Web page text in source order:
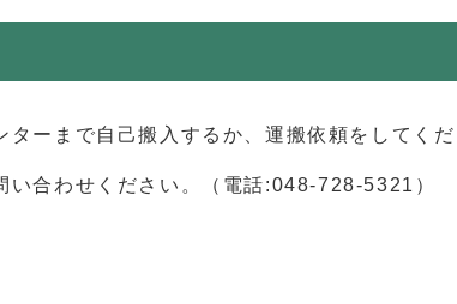
ーまで自己搬入するか、運搬依頼をしてく
合わせください。（電話:048-728-5321）